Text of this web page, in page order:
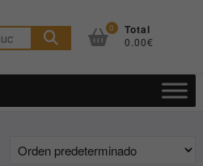
Buscar
por:
0 Total
0.00€